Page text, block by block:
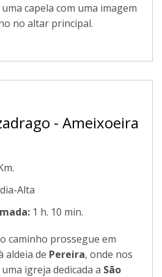
capela com uma imagem
no altar principal.
- Ameixoeira
Alta
1 h. 10 min.
caminho prossegue em
aldeia de Pereira, onde nos
igreja dedicada a São